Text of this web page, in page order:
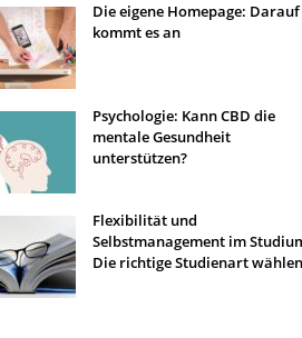
Die eigene Homepage: Darauf
kommt es an
Psychologie: Kann CBD die
mentale Gesundheit
unterstützen?
Flexibilität und
Selbstmanagement im
Die richtige Studienart wählen